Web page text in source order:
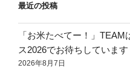
最近の投稿
「お米たべてー！」
ス2026でお待ちしています
2026年8月7日